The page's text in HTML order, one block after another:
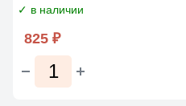
✓ в наличии
825 ₽